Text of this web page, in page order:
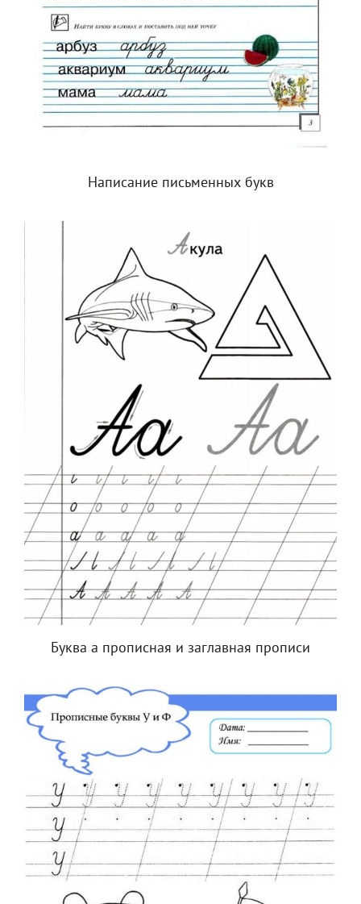
Написание письменных букв
Буква а прописная и заглавная прописи